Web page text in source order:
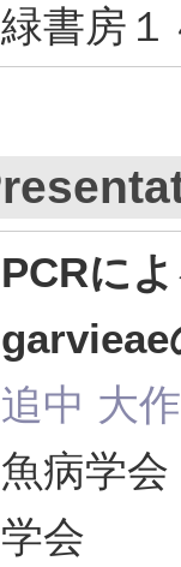
緑書房
PCRに
garvieae
追中 大
魚病学
学会